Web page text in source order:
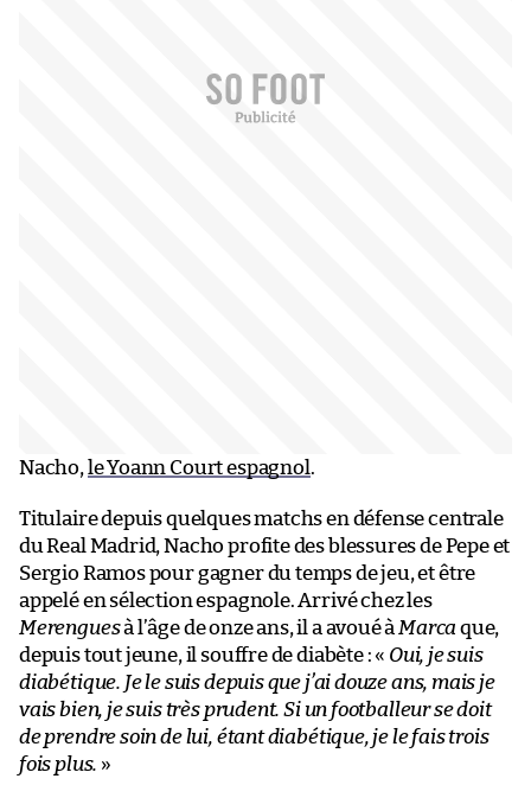
Nacho, le Yoann Court espagnol.
Titulaire depuis quelques matchs en défense centrale
du Real Madrid, Nacho profite des blessures de Pepe et
Sergio Ramos pour gagner du temps de jeu, et être
appelé en sélection espagnole. Arrivé chez les
Merenguesà l’âge de onze ans, il a avoué à Marca que,
depuis tout jeune, il souffre de diabète : « Oui, je suis
diabétique. Je le suis depuis que j’ai douze ans, mais je
vais bien, je suis très prudent. Si un footballeur se doit
de prendre soin de lui, étant diabétique, je le fais trois
fois plus. »